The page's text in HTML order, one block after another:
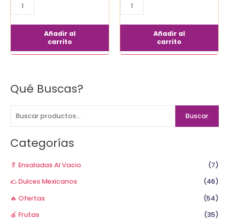
Qué Buscas?
B
c
a
p
Buscar
Categorías
🥬 Ensaladas Al Vacio
(7)
🌮 Dulces Mexicanos
(46)
🔥 Ofertas
(54)
🍎 Frutas
(35)
Añadir al
carrito
Añadir al
carrito